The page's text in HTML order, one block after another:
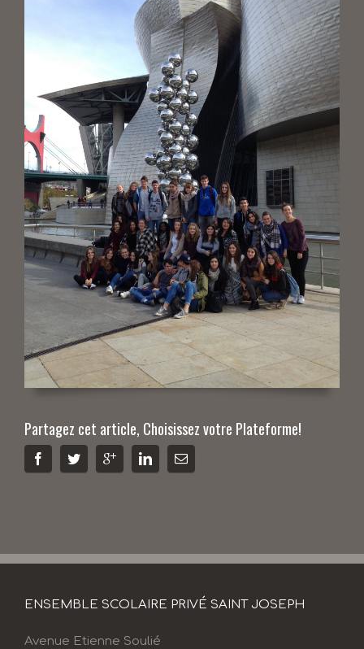
Partagez cet article, Choisissez votre Plateforme!
ENSEMBLE SCOLAIRE PRIVÉ SAINT JOSEPH
Avenue Etienne Soulié